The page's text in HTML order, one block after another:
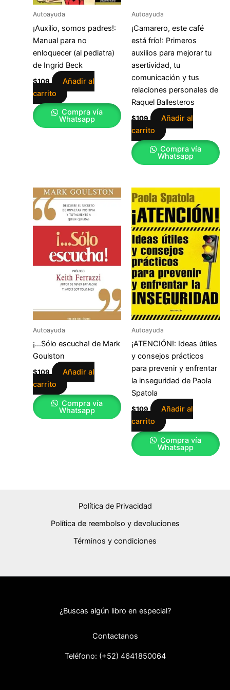
Autoayuda
¡Auxilio, somos padres!:
Manual para no
enloquecer (al pediatra)
de Ingrid Beck
$109
Añadir al
carrito
Compra vía
Whatsapp
Autoayuda
¡Camarero, este café
está frío!: Primeros
auxilios para mejorar tu
asertividad, tu
comunicación y tus
relaciones personales de
Raquel Ballesteros
$109
Añadir al
carrito
Compra vía
Whatsapp
Autoayuda
¡…Sólo escucha! de Mark
Goulston
$109
Añadir al
carrito
Compra vía
Whatsapp
Autoayuda
¡ATENCIÓN!: Ideas útiles
y consejos prácticos
para prevenir y enfrentar
la inseguridad de Paola
Spatola
$109
Añadir al
carrito
Compra vía
Whatsapp
Política de Privacidad
Política de reembolso y devoluciones
Términos y condiciones
¿Buscas algún libro en especial?
Contactanos
Teléfono: (+52) 4641850064